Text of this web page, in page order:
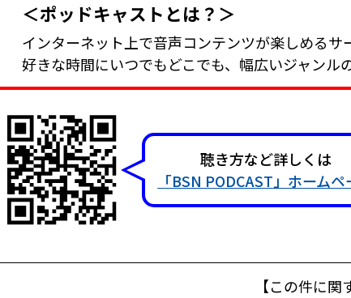
＜ポッドキャストとは？＞
インターネット上で音声コンテンツが楽しめるサ
好きな時間にいつでもどこでも、幅広いジャンル
聴き方など詳しくは
「BSN PODCAST」ホームペ
【この件に関